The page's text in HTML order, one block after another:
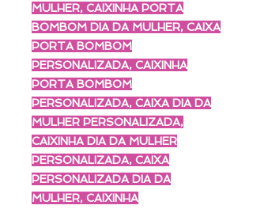
MULHER, CAIXINHA PORTA
BOMBOM DIA DA MULHER, CAIXA
PORTA BOMBOM
PERSONALIZADA, CAIXINHA
PORTA BOMBOM
PERSONALIZADA, CAIXA DIA DA
MULHER PERSONALIZADA,
CAIXINHA DIA DA MULHER
PERSONALIZADA, CAIXA
PERSONALIZADA DIA DA
MULHER, CAIXINHA